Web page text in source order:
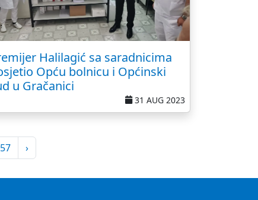
Halilagić sa saradnicima
Opću bolnicu i Općinski
u Gračanici
31 AUG 2023
57 ›